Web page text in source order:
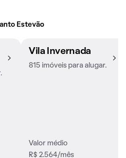
Estevão
Vila Invernada
815 imóveis para alugar.
Valor médio
R$ 2.564/mês